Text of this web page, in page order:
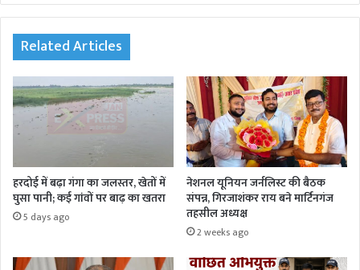
te
Related Articles
हरदोई में बढ़ा गंगा का जलस्तर, खेतों में
घुसा पानी; कई गांवों पर बाढ़ का खतरा
5 days ago
नेशनल यूनियन जर्नलिस्ट की बैठक
संपन्न, गिरजाशंकर राय बने मार्टिनगंज
तहसील अध्यक्ष
2 weeks ago